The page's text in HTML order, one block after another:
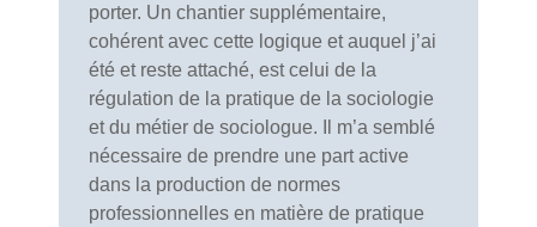
porter. Un chantier supplémentaire,
cohérent avec cette logique et auquel j’ai
été et reste attaché, est celui de la
régulation de la pratique de la sociologie
et du métier de sociologue. Il m’a semblé
nécessaire de prendre une part active
dans la production de normes
professionnelles en matière de pratique